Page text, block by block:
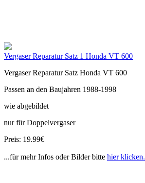
Vergaser Reparatur Satz 1 Honda VT 600
Vergaser Reparatur Satz Honda VT 600
Passen an den Baujahren 1988-1998
wie abgebildet
nur für Doppelvergaser
Preis: 19.99€
...für mehr Infos oder Bilder bitte hier klicken.